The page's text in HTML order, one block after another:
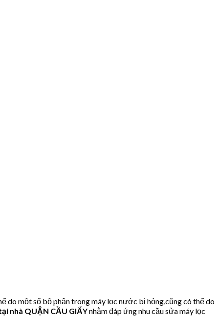
do một số bộ phận trong máy lọc nước bị hỏng,cũng có thể do
nhà QUẬN CẦU GIẤYnhằm đáp ứng nhu cầu sửa máy lọc